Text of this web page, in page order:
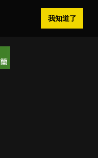
我知道了